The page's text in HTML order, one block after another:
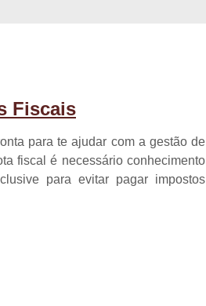
Fiscais
para te ajudar com a gestão de
fiscal é necessário conhecimento
para evitar pagar impostos